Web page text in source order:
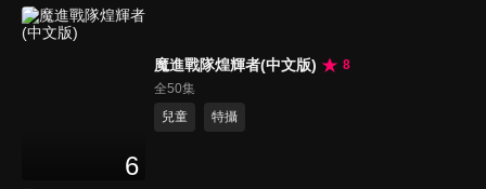
6
魔進戰隊煌輝者(中文版)
8
全50集
兒童
特攝